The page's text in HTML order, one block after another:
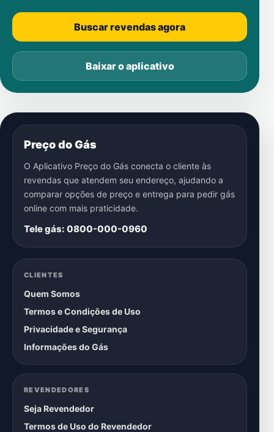
Buscar revendas agora
Baixar o aplicativo
Preço do Gás
O Aplicativo Preço do Gás conecta o cliente às
revendas que atendem seu endereço, ajudando a
comparar opções de preço e entrega para pedir gás
online com mais praticidade.
Tele gás: 0800-000-0960
CLIENTES
Quem Somos
Termos e Condições de Uso
Privacidade e Segurança
Informações do Gás
REVENDEDORES
Seja Revendedor
Termos de Uso do Revendedor